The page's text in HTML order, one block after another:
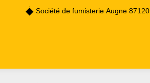
Société de fumisterie Augne 87120